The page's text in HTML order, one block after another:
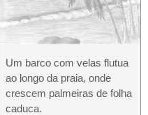
Um barco com velas flutua
ao longo da praia, onde
crescem palmeiras de folha
caduca.